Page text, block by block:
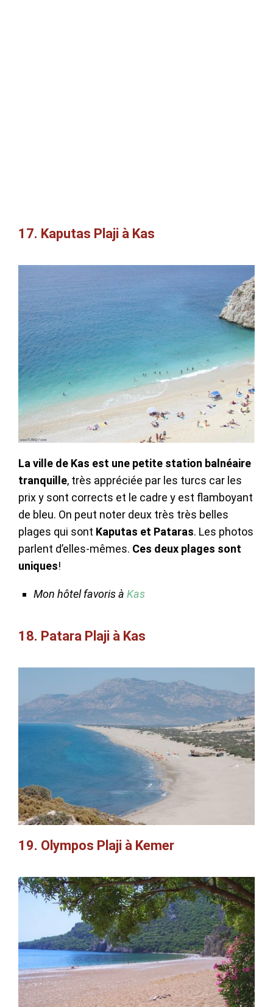
17. Kaputas Plaji à Kas
La ville de Kas est une petite station balnéaire
tranquille, très appréciée par les turcs car les
prix y sont corrects et le cadre y est flamboyant
de bleu. On peut noter deux très très belles
plages qui sont Kaputas et Pataras. Les photos
parlent d’elles-mêmes. Ces deux plages sont
uniques!
Mon hôtel favoris à Kas
18. Patara Plaji à Kas
19. Olympos Plaji à Kemer